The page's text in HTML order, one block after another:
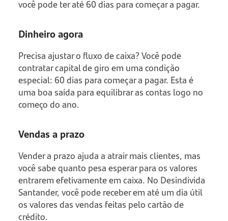
você pode ter até 60 dias para começar a pagar.
Dinheiro agora
Precisa ajustar o fluxo de caixa? Você pode
contratar capital de giro em uma condição
especial: 60 dias para começar a pagar. Esta é
uma boa saída para equilibrar as contas logo no
começo do ano.
Vendas a prazo
Vender a prazo ajuda a atrair mais clientes, mas
você sabe quanto pesa esperar para os valores
entrarem efetivamente em caixa. No Desindivida
Santander, você pode receber em até um dia útil
os valores das vendas feitas pelo cartão de
crédito.